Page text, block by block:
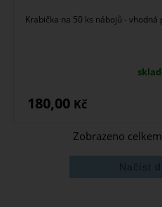
Krabička na 50 ks nábojů -
180,00 Kč
Zobrazeno celkem